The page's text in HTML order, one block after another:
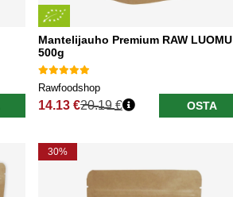
Mantelijauho Premium RAW LUOMU
500g
Rawfoodshop
14.13 €
Normaali hinta
20.19 € OSTA
30%